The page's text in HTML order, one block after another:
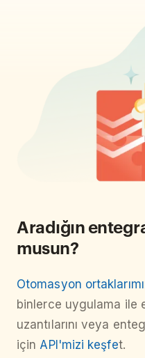
Aradığın
musun?
Otomasyon
binlerce uygulama ile
uzantılarını veya
için API'mizi keşfet.